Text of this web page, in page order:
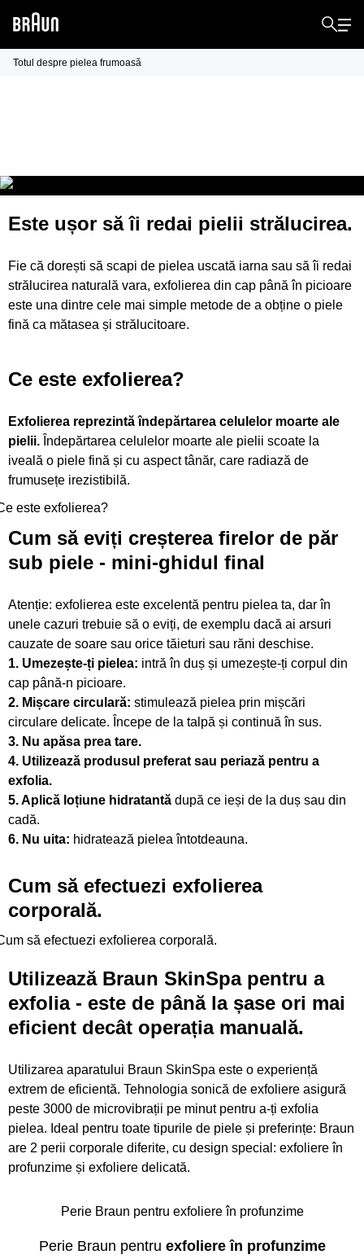
Totul despre pielea frumoasă
Este ușor să îi redai pielii strălucirea.
Fie că dorești să scapi de pielea uscată iarna sau să îi redai
strălucirea naturală vara, exfolierea din cap până în picioare
este una dintre cele mai simple metode de a obține o piele
fină ca mătasea și strălucitoare.
Ce este exfolierea?
Exfolierea reprezintă îndepărtarea celulelor moarte ale
pielii. Îndepărtarea celulelor moarte ale pielii scoate la
iveală o piele fină și cu aspect tânăr, care radiază de
frumusețe irezistibilă.
este exfolierea?
Cum să eviți creșterea firelor de păr
sub piele - mini-ghidul final
Atenție: exfolierea este excelentă pentru pielea ta, dar în
unele cazuri trebuie să o eviți, de exemplu dacă ai arsuri
cauzate de soare sau orice tăieturi sau răni deschise.
1. Umezește-ți pielea: intră în duș și umezește-ți corpul din
cap până-n picioare.
2. Mișcare circulară: stimulează pielea prin mișcări
circulare delicate. Începe de la talpă și continuă în sus.
3. Nu apăsa prea tare.
4. Utilizează produsul preferat sau periază pentru a
exfolia.
5. Aplică loțiune hidratantă după ce ieși de la duș sau din
cadă.
6. Nu uita: hidratează pielea întotdeauna.
Cum să efectuezi exfolierea
corporală.
să efectuezi exfolierea corporală.
Utilizează Braun SkinSpa pentru a
exfolia - este de până la șase ori mai
eficient decât operația manuală.
Utilizarea aparatului Braun SkinSpa este o experiență
extrem de eficientă. Tehnologia sonică de exfoliere asigură
peste 3000 de microvibrații pe minut pentru a-ți exfolia
pielea. Ideal pentru toate tipurile de piele și preferințe: Braun
are 2 perii corporale diferite, cu design special: exfoliere în
profunzime și exfoliere delicată.
Perie Braun pentru exfoliere în profunzime
Perie Braun pentru exfoliere în profunzime